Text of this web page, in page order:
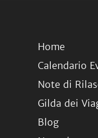
Home
Calendario
Note di
Gilda dei
Blog